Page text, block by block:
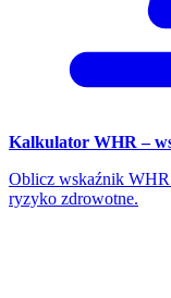
Kalkulator WHR –
Oblicz wskaźnik
ryzyko zdrowotne.